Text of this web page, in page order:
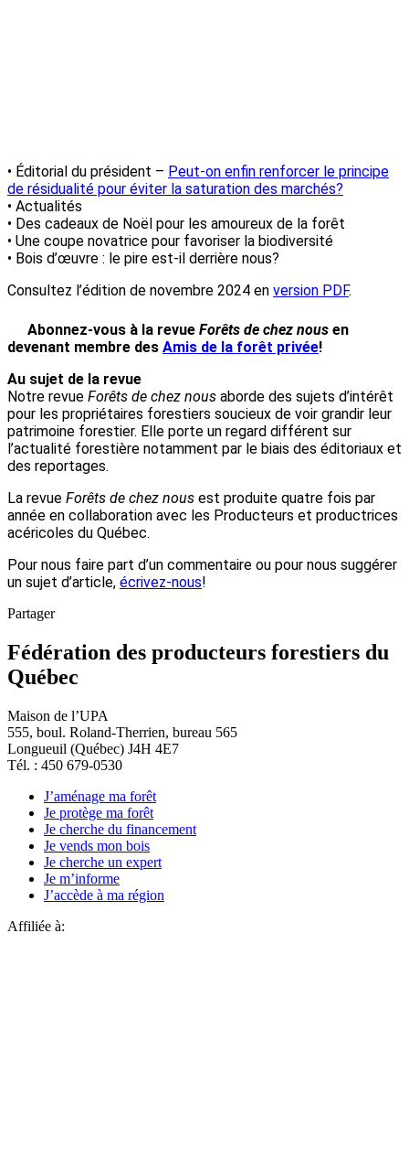
• Éditorial du président – Peut-on enfin renforcer le principe
de résidualité pour éviter la saturation des marchés?
• Actualités
• Des cadeaux de Noël pour les amoureux de la forêt
• Une coupe novatrice pour favoriser la biodiversité
• Bois d’œuvre : le pire est-il derrière nous?
Consultez l’édition de novembre 2024 en version PDF.
Abonnez-vous à la revue Forêts de chez nous en
devenant membre des Amis de la forêt privée!
Au sujet de la revue
Notre revue Forêts de chez nous aborde des sujets d’intérêt
pour les propriétaires forestiers soucieux de voir grandir leur
patrimoine forestier. Elle porte un regard différent sur
l’actualité forestière notamment par le biais des éditoriaux et
des reportages.
La revue Forêts de chez nous est produite quatre fois par
année en collaboration avec les Producteurs et productrices
acéricoles du Québec.
Pour nous faire part d’un commentaire ou pour nous suggérer
un sujet d’article, écrivez-nous!
Partager
Fédération des producteurs forestiers du
Québec
Maison de l’UPA
555, boul. Roland-Therrien, bureau 565
Longueuil (Québec) J4H 4E7
Tél. : 450 679-0530
J’aménage ma forêt
Je protège ma forêt
Je cherche du financement
Je vends mon bois
Je cherche un expert
Je m’informe
J’accède à ma région
Affiliée à: